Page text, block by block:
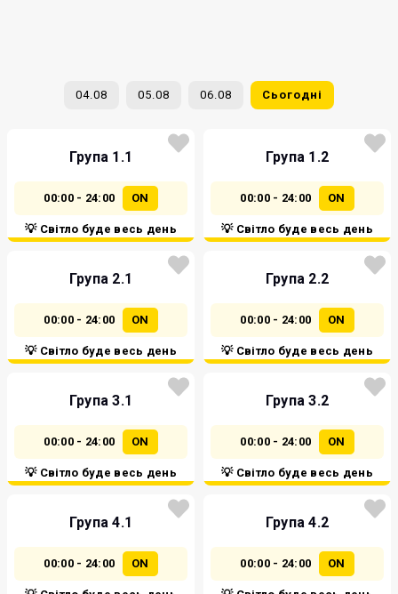
04.08 05.08 06.08 Сьогодні
Група 1.1
00:00 - 24:00 ON
💡 Світло буде весь день
Група 1.2
00:00 - 24:00 ON
💡 Світло буде весь день
Група 2.1
00:00 - 24:00 ON
💡 Світло буде весь день
Група 2.2
00:00 - 24:00 ON
💡 Світло буде весь день
Група 3.1
00:00 - 24:00 ON
💡 Світло буде весь день
Група 3.2
00:00 - 24:00 ON
💡 Світло буде весь день
Група 4.1
00:00 - 24:00 ON
Група 4.2
00:00 - 24:00 ON